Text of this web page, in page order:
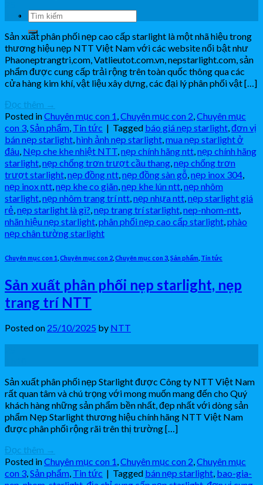
Th10
Sản xuất phân phối nẹp cao cấp starlight là một nhã hiệu trong
thương hiệu nẹp NTT Việt Nam với các website nổi bật như
Phaoneptrangtri,com, Vatlieutot.com.vn, nepstarlight.com, sản
phẩm được cung cấp trải rộng trên toàn quốc thông qua các
cửa hàng kim khí, vật liệu xây dựng, các đại lý phân phối vật […]
Đọc thêm →
Posted inChuyên mục con 1 Chuyên mục con 2 Chuyên mục
con 3 Sản phẩm Tin tức | Tagged báo giá nẹp starlight đơn vị
bán nẹp starlight hình ảnh nẹp starlight mua nẹp starlight ở
đâu Nẹp che khe nhiệt NTT nẹp chính hãng ntt nẹp chính hãng
starlight nẹp chống trơn trượt cầu thang nẹp chống trơn
trượt starlight nẹp đồng ntt nẹp đồng sàn gỗ nẹp inox 304
nẹp inox ntt nẹp khe co giãn nẹp khe lún ntt nẹp nhôm
starlight nẹp nhôm trang trí ntt nẹp nhựa ntt nẹp starlight giá
rẻ nẹp starlight là gì? nẹp trang trí starlight nep-nhom-ntt
nhãn hiệu nẹp starlight phân phối nẹp cao cấp starlight phào
nẹp chân tường starlight
Chuyên mục con 1 Chuyên mục con 2 Chuyên mục con 3 Sản phẩm Tin tức
Sản xuất phân phối nẹp starlight, nẹp
trang trí NTT
Posted on 25/10/2025 by NTT
Sản xuất phân phối nẹp Starlight được Công ty NTT Việt Nam
rất quan tâm và chú trọng với mong muốn mang đến cho Quý
khách hàng những sản phẩm bền nhất, đẹp nhất với dòng sản
phẩm Nẹp Starlight thương hiệu chính hãng NTT Việt Nam
được phân phối rộng rãi trên thị trường […]
Đọc thêm →
Posted inChuyên mục con 1,Chuyên mục con 2,Chuyên mục
con 3,Sản phẩm, Tin tức | Tagged bán nẹp starlight, bao-gia-